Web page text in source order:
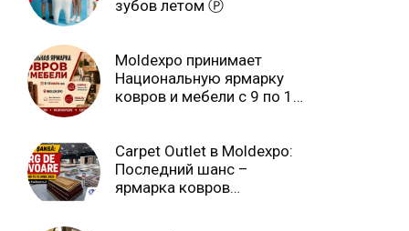
зубов летом Ⓟ
Moldexpo принимает
Национальную ярмарку
ковров и мебели с 9 по 14
Carpet Outlet в Moldexpo:
Последний шанс –
ярмарка ковров